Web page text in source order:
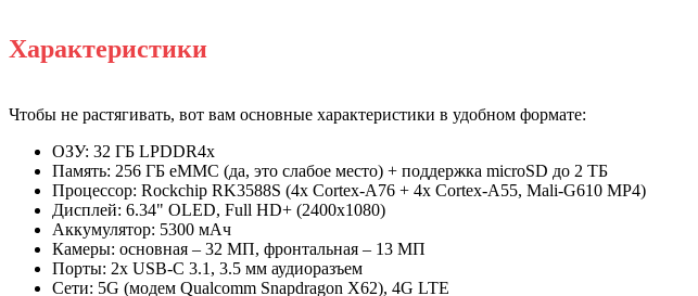
Характеристики
Чтобы не растягивать, вот вам основные характеристики в удобном формате:
ОЗУ: 32 ГБ LPDDR4x
Память: 256 ГБ eMMC (да, это слабое место) + поддержка microSD до 2 ТБ
Процессор: Rockchip RK3588S (4x Cortex-A76 + 4x Cortex-A55, Mali-G610 MP4)
Дисплей: 6.34" OLED, Full HD+ (2400x1080)
Аккумулятор: 5300 мАч
Камеры: основная – 32 МП, фронтальная – 13 МП
Порты: 2x USB-C 3.1, 3.5 мм аудиоразъем
Сети: 5G (модем Qualcomm Snapdragon X62), 4G LTE